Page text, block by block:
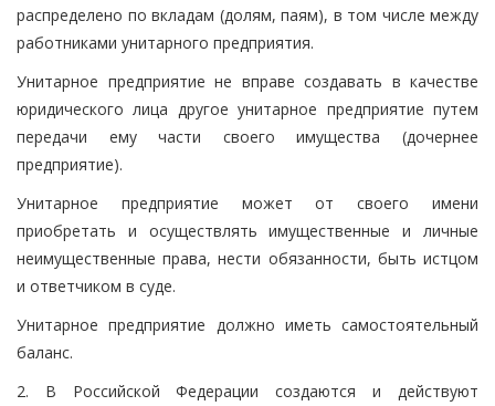
распределено по вкладам (долям, паям), в том числе между
работниками унитарного предприятия.
Унитарное предприятие не вправе создавать в качестве
юридического лица другое унитарное предприятие путем
передачи ему части своего имущества (дочернее
предприятие).
Унитарное предприятие может от своего имени
приобретать и осуществлять имущественные и личные
неимущественные права, нести обязанности, быть истцом
и ответчиком в суде.
Унитарное предприятие должно иметь самостоятельный
баланс.
2. В Российской Федерации создаются и действуют